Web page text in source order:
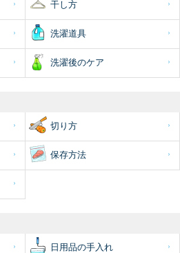
干し方
洗濯道具
洗濯後のケア
切り方
保存方法
日用品の手入れ